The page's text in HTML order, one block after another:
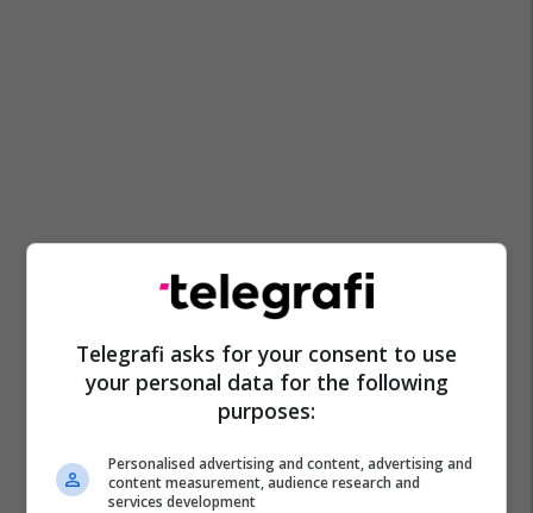
Telegrafi asks for your consent to use
your personal data for the following
purposes:
Personalised advertising and content, advertising and
content measurement, audience research and
services development